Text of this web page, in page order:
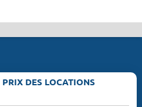
DES LOCATIONS